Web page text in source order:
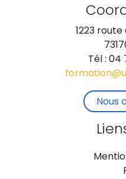
1223
Tél : 04
Nous